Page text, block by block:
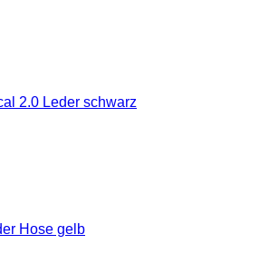
2.0 Leder schwarz